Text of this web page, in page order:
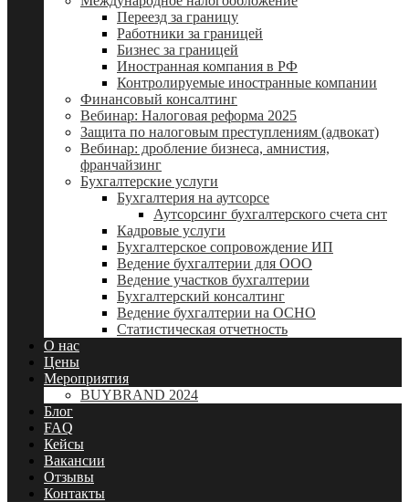
Переезд за границу
Работники за границей
Бизнес за границей
Иностранная компания в РФ
Контролируемые иностранные компании
Финансовый консалтинг
Вебинар: Налоговая реформа 2025
Защита по налоговым преступлениям (адвокат)
Вебинар: дробление бизнеса, амнистия,
франчайзинг
Бухгалтерские услуги
Бухгалтерия на аутсорсе
Аутсорсинг бухгалтерского счета снт
Кадровые услуги
Бухгалтерское сопровождение ИП
Ведение бухгалтерии для ООО
Ведение участков бухгалтерии
Бухгалтерский консалтинг
Ведение бухгалтерии на ОСНО
Статистическая отчетность
О нас
Цены
Мероприятия
BUYBRAND 2024
Блог
FAQ
Кейсы
Вакансии
Отзывы
Контакты